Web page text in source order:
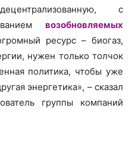
с
возобновляемых
ресурс – биогаз,
нужен только толчок
политика, чтобы уже
энергетика», – сказал
группы компаний